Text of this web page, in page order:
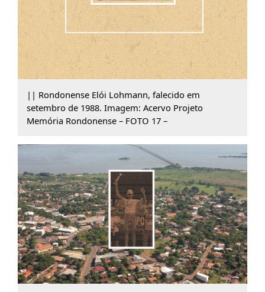
|| Rondonense Elói Lohmann, falecido em
setembro de 1988. Imagem: Acervo Projeto
Memória Rondonense – FOTO 17 –